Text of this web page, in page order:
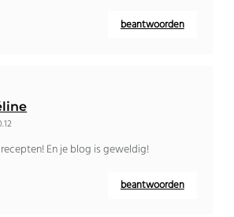
beantwoorden
En je blog is geweldig!
beantwoorden